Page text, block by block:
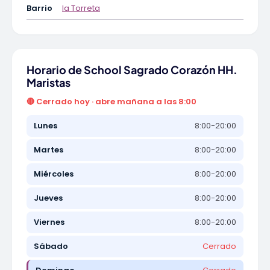
Barrio la Torreta
Horario de School Sagrado Corazón HH.
Maristas
🔴 Cerrado hoy · abre mañana a las 8:00
Lunes 8:00-20:00
Martes 8:00-20:00
Miércoles 8:00-20:00
Jueves 8:00-20:00
Viernes 8:00-20:00
Sábado Cerrado